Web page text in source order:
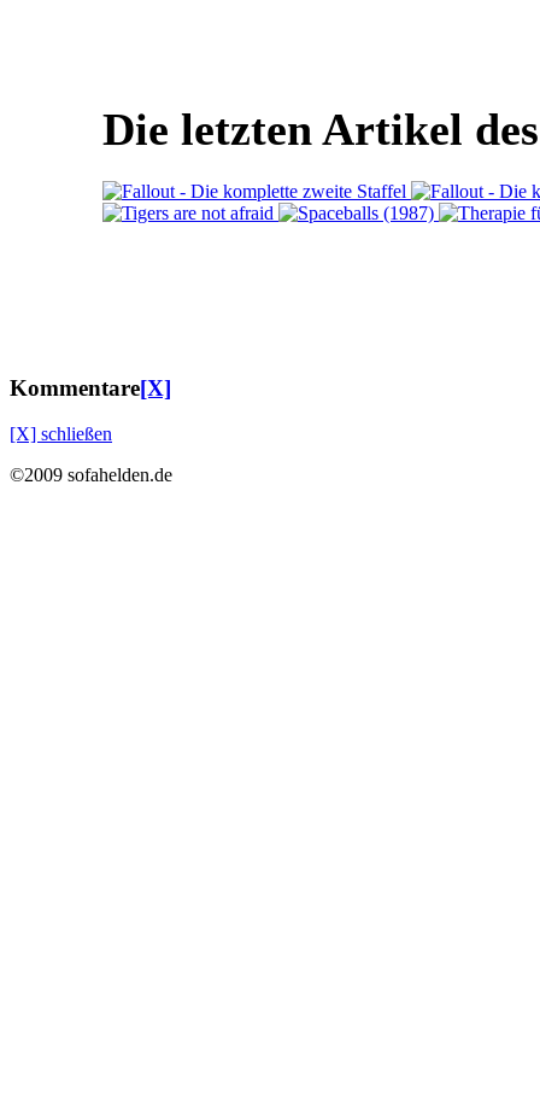
Die letzten Artikel
Kommentare[X]
[X] schließen
©2009 sofahelden.de